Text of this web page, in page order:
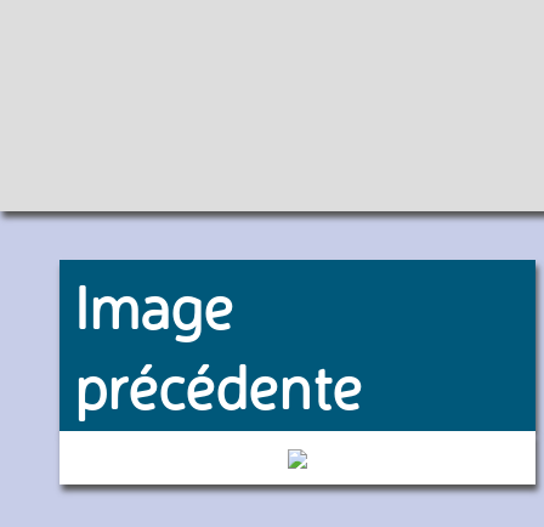
Image
précédente
68 (Vienne Mobilités)